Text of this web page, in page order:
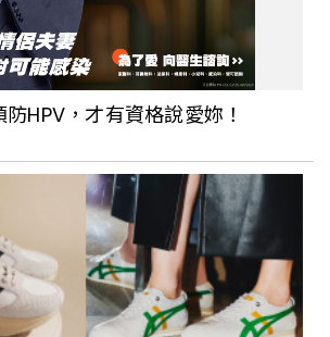
星期天也吃得到的萬華排隊美食！鮮榨
汁好消暑，古早味涼粉伯、必比登庶
吃，在萬華長到台灣小吃的單純與美
執繪筆的行樂作家_林嘉翔：碼頭工人
前吃的慈聖宮廟前米粉湯、鹹粥等高
小吃， 迪化街上的杏仁油條及消失的
清粥，都是屬於大稻埕繁華一頁的早
光
HPV，才有資格說愛妳！